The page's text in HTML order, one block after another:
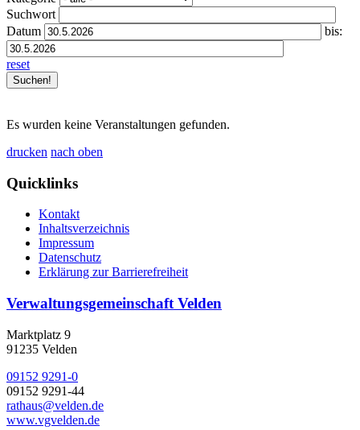
Suchwort
Datum
bis:
reset
Es wurden keine Veranstaltungen gefunden.
drucken nach oben
Quicklinks
Kontakt
Inhaltsverzeichnis
Impressum
Datenschutz
Erklärung zur Barrierefreiheit
Verwaltungsgemeinschaft Velden
Marktplatz 9
91235 Velden
09152 9291-0
09152 9291-44
rathaus@velden.de
www.vgvelden.de